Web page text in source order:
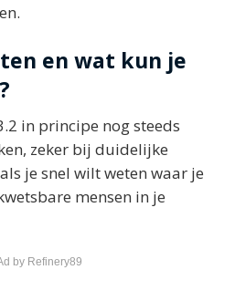
en wat kun je
in principe nog steeds
zeker bij duidelijke
je snel wilt weten waar je
mensen in je
by Refinery89